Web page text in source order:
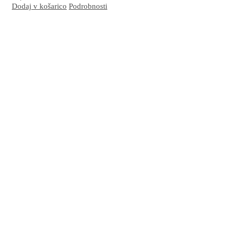
Odlična kombinacija za nego občutljive kože dojenčkov in starostnikov. Blaži in
Dodaj v košarico Podrobnosti